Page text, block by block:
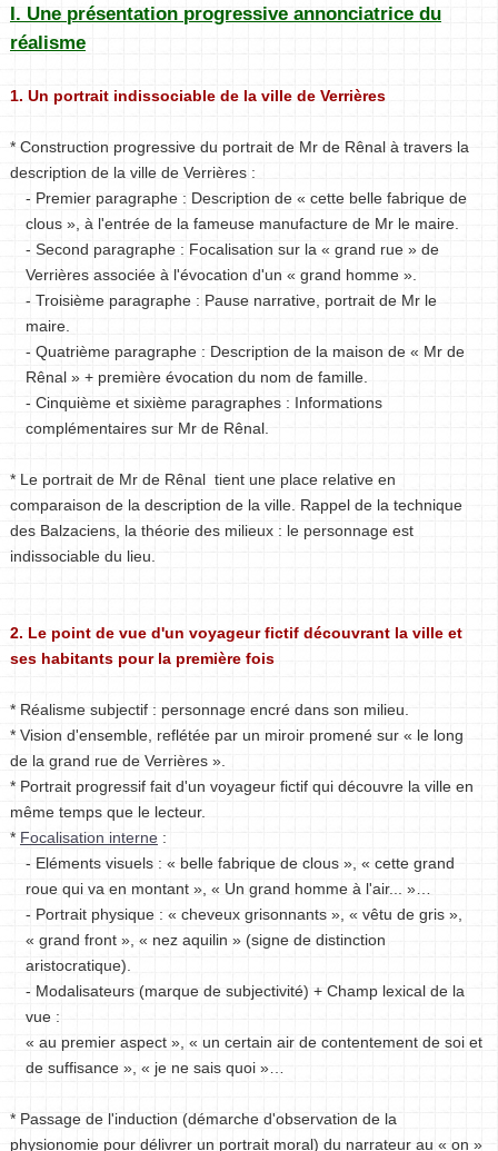
I. Une présentation progressive annonciatrice du
réalisme
1. Un portrait indissociable de la ville de Verrières
* Construction progressive du portrait de Mr de Rênal à travers la
description de la ville de Verrières :
- Premier paragraphe : Description de « cette belle fabrique de
clous », à l'entrée de la fameuse manufacture de Mr le maire.
- Second paragraphe : Focalisation sur la « grand rue » de
Verrières associée à l'évocation d'un « grand homme ».
- Troisième paragraphe : Pause narrative, portrait de Mr le
maire.
- Quatrième paragraphe : Description de la maison de « Mr de
Rênal » + première évocation du nom de famille.
- Cinquième et sixième paragraphes : Informations
complémentaires sur Mr de Rênal.
* Le portrait de Mr de Rênal tient une place relative en
comparaison de la description de la ville. Rappel de la technique
des Balzaciens, la théorie des milieux : le personnage est
indissociable du lieu.
2. Le point de vue d'un voyageur fictif découvrant la ville et
ses habitants pour la première fois
* Réalisme subjectif : personnage encré dans son milieu.
* Vision d'ensemble, reflétée par un miroir promené sur « le long
de la grand rue de Verrières ».
* Portrait progressif fait d'un voyageur fictif qui découvre la ville en
même temps que le lecteur.
* Focalisation interne :
- Eléments visuels : « belle fabrique de clous », « cette grand
roue qui va en montant », « Un grand homme à l'air... »…
- Portrait physique : « cheveux grisonnants », « vêtu de gris »,
« grand front », « nez aquilin » (signe de distinction
aristocratique).
- Modalisateurs (marque de subjectivité) + Champ lexical de la
vue :
« au premier aspect », « un certain air de contentement de soi et
de suffisance », « je ne sais quoi »…
* Passage de l'induction (démarche d'observation de la
physionomie pour délivrer un portrait moral) du narrateur au « on »